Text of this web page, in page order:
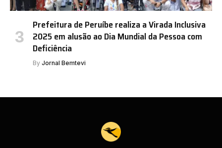
Prefeitura de Peruíbe realiza a Virada Inclusiva
2025 em alusão ao Dia Mundial da Pessoa com
Deficiência
By Jornal Bemtevi